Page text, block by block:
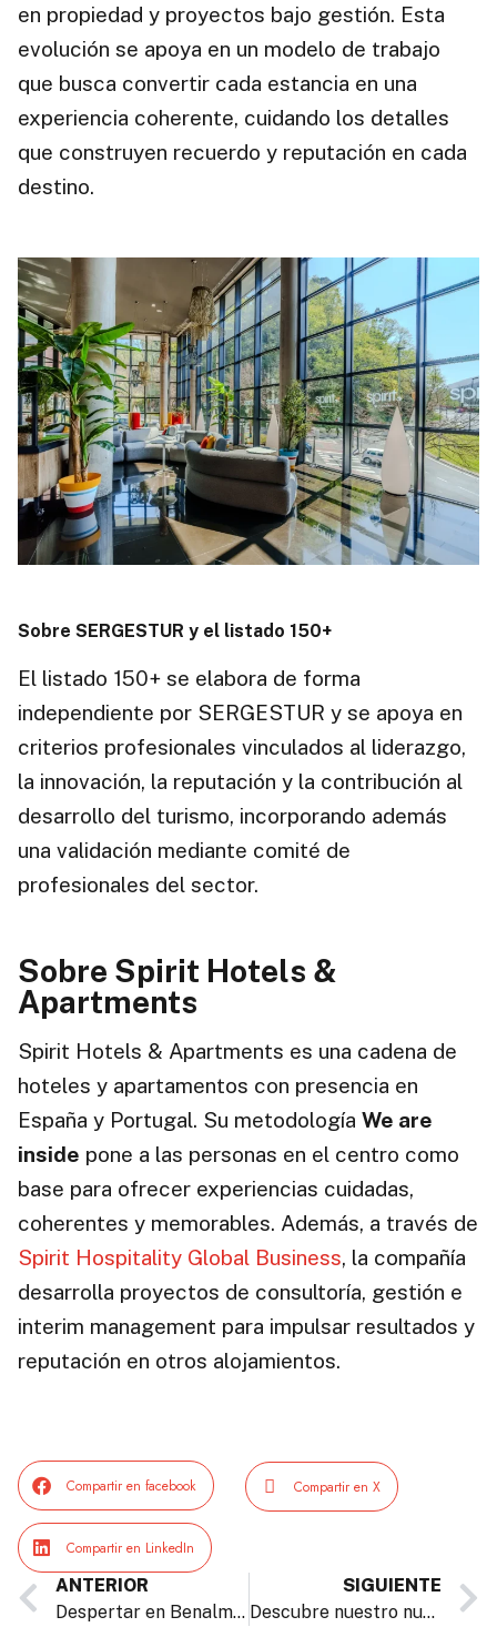
en propiedad y proyectos bajo gestión. Esta
evolución se apoya en un modelo de trabajo
que busca convertir cada estancia en una
experiencia coherente, cuidando los detalles
que construyen recuerdo y reputación en cada
destino.
Sobre SERGESTUR y el listado 150+
El listado 150+ se elabora de forma
independiente por SERGESTUR y se apoya en
criterios profesionales vinculados al liderazgo,
la innovación, la reputación y la contribución al
desarrollo del turismo, incorporando además
una validación mediante comité de
profesionales del sector.
Sobre Spirit Hotels &
Apartments
Spirit Hotels & Apartments es una cadena de
hoteles y apartamentos con presencia en
España y Portugal. Su metodología We are
inside pone a las personas en el centro como
base para ofrecer experiencias cuidadas,
coherentes y memorables. Además, a través de
Spirit Hospitality Global Business, la compañía
desarrolla proyectos de consultoría, gestión e
interim management para impulsar resultados y
reputación en otros alojamientos.
Compartir en facebook Compartir en X
Compartir en LinkedIn
ANTERIOR
Despertar en Benalmádena cambia tu forma de ver Málaga
SIGUIENTE
Descubre nuestro nuevo gimnasio Spirit Fitness Club, uno de los más grandes y mejor equipados de Bilbao